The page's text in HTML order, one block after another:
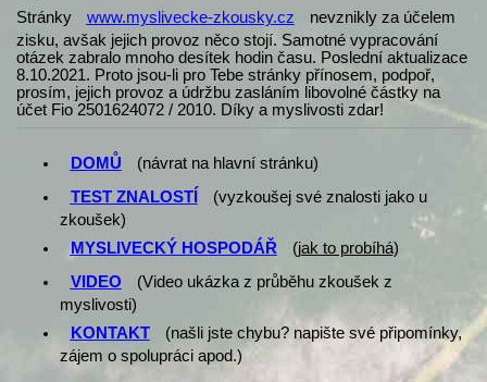
Stránky
www.myslivecke-zkousky.cz
nevznikly za účelem
zisku, avšak jejich provoz něco stojí. Samotné vypracování
otázek zabralo mnoho desítek hodin času. Poslední aktualizace
8.10.2021. Proto jsou-li pro Tebe stránky přínosem, podpoř,
prosím, jejich provoz a údržbu zasláním libovolné částky na
účet Fio 2501624072 / 2010. Díky a myslivosti zdar!
DOMŮ
(návrat na hlavní stránku)
TEST ZNALOSTÍ
(vyzkoušej své znalosti jako u
zkoušek)
MYSLIVECKÝ HOSPODÁŘ
(jak to probíhá)
VIDEO
(Video ukázka z průběhu zkoušek z
myslivosti)
KONTAKT
(našli jste chybu? napište své připomínky,
zájem o spolupráci apod.)